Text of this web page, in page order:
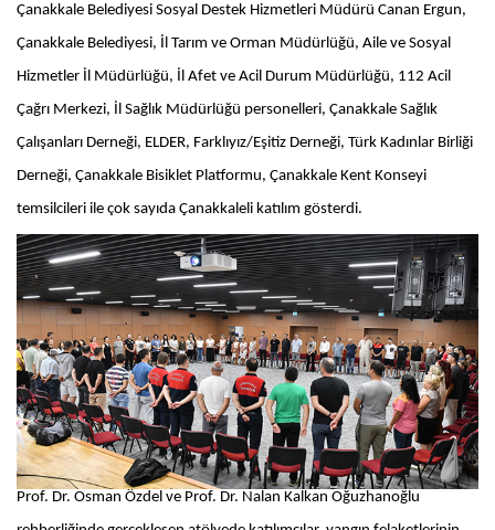
Çanakkale Belediyesi Sosyal Destek Hizmetleri Müdürü Canan Ergun,
Çanakkale Belediyesi, İl Tarım ve Orman Müdürlüğü, Aile ve Sosyal
Hizmetler İl Müdürlüğü, İl Afet ve Acil Durum Müdürlüğü, 112 Acil
Çağrı Merkezi, İl Sağlık Müdürlüğü personelleri, Çanakkale Sağlık
Çalışanları Derneği, ELDER, Farklıyız/Eşitiz Derneği, Türk Kadınlar Birliği
Derneği, Çanakkale Bisiklet Platformu, Çanakkale Kent Konseyi
temsilcileri ile çok sayıda Çanakkaleli katılım gösterdi.
Prof. Dr. Osman Özdel ve Prof. Dr. Nalan Kalkan Oğuzhanoğlu